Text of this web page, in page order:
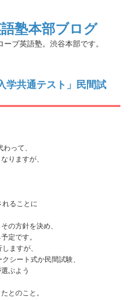
塾本部ブログ
ブ英語塾。渋谷本部です。
学共通テスト」民間試
って、
りますが、
ることに
の方針を決め、
定です。
ますが、
シート式か民間試験、
ぶよう
とのこと。